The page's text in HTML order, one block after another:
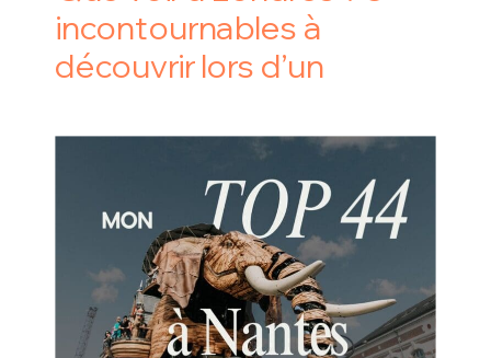
incontournables à
découvrir lors d’un